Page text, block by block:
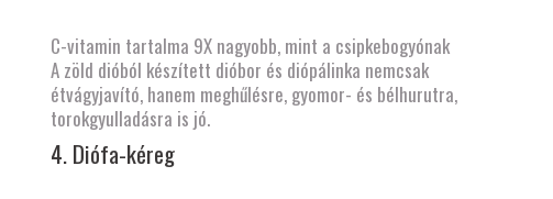
C-vitamin tartalma 9X nagyobb, mint a csipkebogyónak
A zöld dióból készített dióbor és diópálinka nemcsak
étvágyjavító, hanem meghűlésre, gyomor- és bélhurutra,
4. Diófa-kéreg